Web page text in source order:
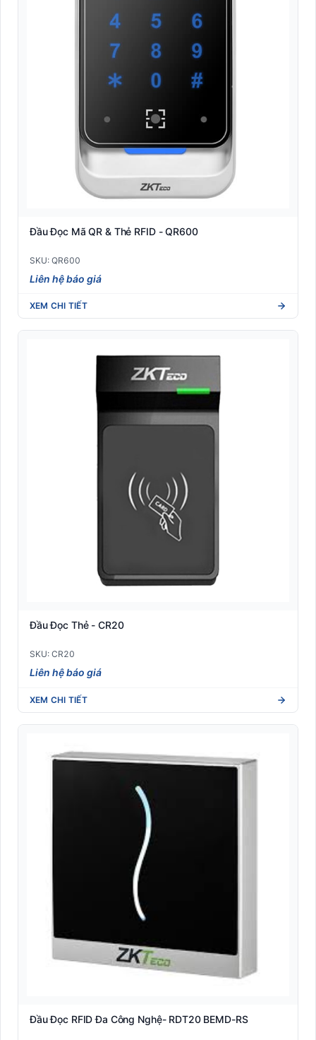
Thiết bị phòng chống Covid-19
Đầu Đọc Mã QR & Thẻ RFID - QR600
SKU: QR600
Liên hệ báo giá
XEM CHI TIẾT
Đầu Đọc Thẻ - CR20
SKU: CR20
Liên hệ báo giá
XEM CHI TIẾT
Đầu Đọc RFID Đa Công Nghệ- RDT20 BEMD-RS